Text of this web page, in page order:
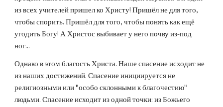
из всех учителей пришел ко Христу! Пришёл не для того,
чтобы спорить. Пришёл для того, чтобы понять как ещё
угодить Богу! А Христос выбивает у него почву из-под
ног...
Однако в этом благость Христа. Наше спасение исходит не
из наших достижений. Спасение инициируется не
религиозными или "особо склонными к благочестию"
людьми. Спасение исходит из одной точки: из Божьего